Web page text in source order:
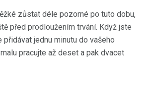
zůstat déle pozorné po tuto dobu,
před prodloužením trvání. Když jste
přidávat jednu minutu do vašeho
pracujte až deset a pak dvacet